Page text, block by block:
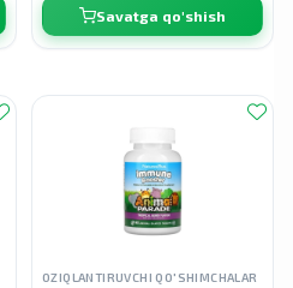
Savatga qo'shish
OZIQLANTIRUVCHI QO'SHIMCHALAR